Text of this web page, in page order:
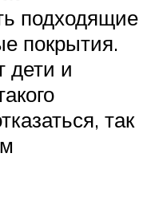
подходящие
покрытия.
дети и
так